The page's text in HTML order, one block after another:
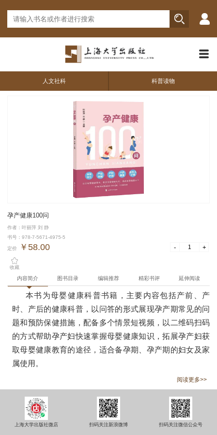
人文社科 科普读物
孕产健康100问
作者：叶丽萍 刘 静
书号：978-7-5671-4975-5
定价 ￥58.00 - +
收藏
内容简介 图书目录 编辑推荐 精彩书评 延伸阅读
本书为母婴健康科普书籍，主要内容包括产前、产
时、产后的健康科普，以问答的形式展现孕产期常见的问
题和预防保健措施，配备多个情景短视频，以二维码扫码
的方式帮助孕产妇快速掌握母婴健康知识，拓展孕产妇获
取母婴健康教育的途径，适合备孕期、孕产期的妇女及家
属使用。
阅读更多>>
上海大学出版社微店 扫码关注新浪微博 扫码关注微信公众号